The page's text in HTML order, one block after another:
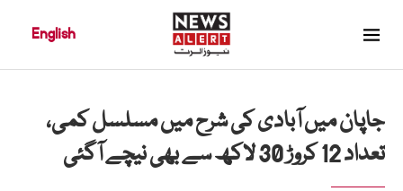
English
جاپان میں آبادی کی شرح میں مسلسل کمی،
تعداد 12 کروڑ 30 لاکھ سے بھی نیچے آگئی